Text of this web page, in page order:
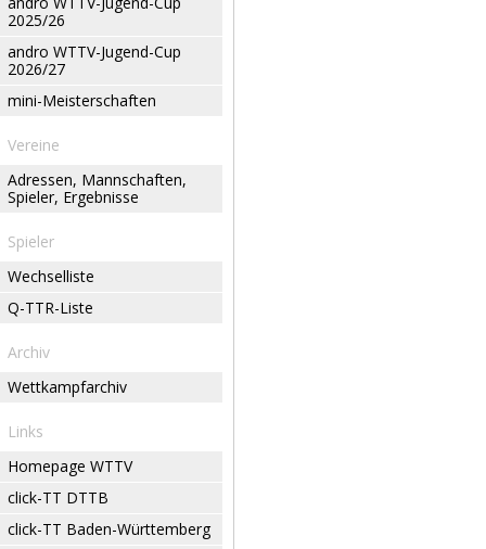
2025/26
andro WTTV-Jugend-Cup
2026/27
mini-Meisterschaften
Vereine
Adressen, Mannschaften,
Spieler, Ergebnisse
Spieler
Wechselliste
Q-TTR-Liste
Archiv
Wettkampfarchiv
Links
Homepage WTTV
click-TT DTTB
click-TT Baden-Württemberg